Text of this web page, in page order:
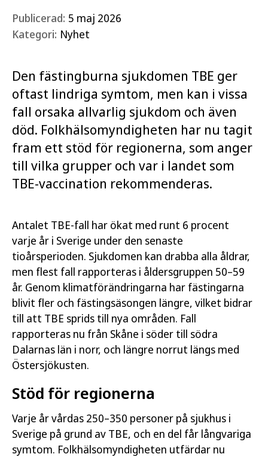
Publicerad: 5 maj 2026
Kategori: Nyhet
Den fästingburna sjukdomen TBE ger
oftast lindriga symtom, men kan i vissa
fall orsaka allvarlig sjukdom och även
död. Folkhälsomyndigheten har nu tagit
fram ett stöd för regionerna, som anger
till vilka grupper och var i landet som
TBE-vaccination rekommenderas.
Antalet TBE-fall har ökat med runt 6 procent
varje år i Sverige under den senaste
tioårsperioden. Sjukdomen kan drabba alla åldrar,
men flest fall rapporteras i åldersgruppen 50–59
år. Genom klimatförändringarna har fästingarna
blivit fler och fästingsäsongen längre, vilket bidrar
till att TBE sprids till nya områden. Fall
rapporteras nu från Skåne i söder till södra
Dalarnas län i norr, och längre norrut längs med
Östersjökusten.
Stöd för regionerna
Varje år vårdas 250–350 personer på sjukhus i
Sverige på grund av TBE, och en del får långvariga
symtom. Folkhälsomyndigheten utfärdar nu